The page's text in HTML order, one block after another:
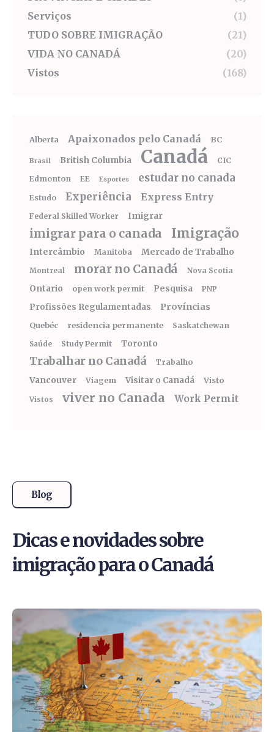
Serviços
(1)
TUDO SOBRE IMIGRAÇÃO
(21)
VIDA NO CANADÁ
(20)
Vistos
(168)
Alberta Apaixonados pelo Canadá BC
Brasil British Columbia Canadá
CIC
Edmonton
EE Esportes estudar no canada
Estudo Experiência Express Entry
Federal Skilled Worker Imigrar
imigrar para o canada Imigração
Intercâmbio Manitoba Mercado de Trabalho
Montreal morar no Canadá Nova Scotia
Ontario open work permit Pesquisa PNP
Profissões Regulamentadas Províncias
Quebéc residencia permanente Saskatchewan
Saúde Study Permit Toronto
Trabalhar no Canadá Trabalho
Vancouver Viagem Visitar o Canadá Visto
Vistos viver no Canada Work Permit
Blog
Dicas e novidades sobre
imigração para o Canadá